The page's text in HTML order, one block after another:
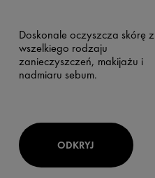
Doskonale oczyszcza skórę z
wszelkiego rodzaju
zanieczyszczeń, makijażu i
nadmiaru sebum.
ODKRYJ